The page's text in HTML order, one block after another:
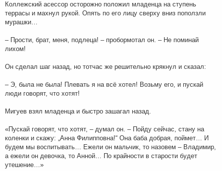
Коллежский асессор осторожно положил младенца на ступень
террасы и махнул рукой. Опять по его лицу сверху вниз поползли
мурашки…
– Прости, брат, меня, подлеца! – пробормотал он. – Не поминай
лихом!
Он сделал шаг назад, но тотчас же решительно крякнул и сказал:
– Э, была не была! Плевать я на всё хотел! Возьму его, и пускай
люди говорят, что хотят!
Мигуев взял младенца и быстро зашагал назад.
«Пускай говорят, что хотят, – думал он. – Пойду сейчас, стану на
коленки и скажу: „Анна Филипповна!“ Она баба добрая, поймет… И
будем мы воспитывать… Ежели он мальчик, то назовем – Владимир,
а ежели он девочка, то Анной… По крайности в старости будет
утешение…»